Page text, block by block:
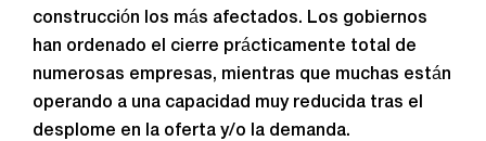
construcción los más afectados. Los gobiernos
han ordenado el cierre prácticamente total de
numerosas empresas, mientras que muchas están
operando a una capacidad muy reducida tras el
desplome en la oferta y/o la demanda.